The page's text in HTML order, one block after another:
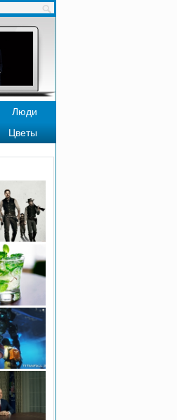
Люди
Цветы